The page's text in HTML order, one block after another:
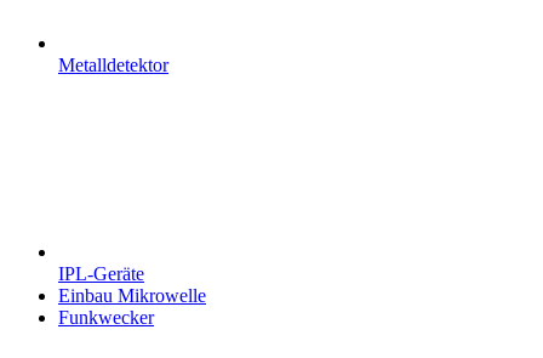
Metalldetektor
IPL-Geräte
Einbau Mikrowelle
Funkwecker